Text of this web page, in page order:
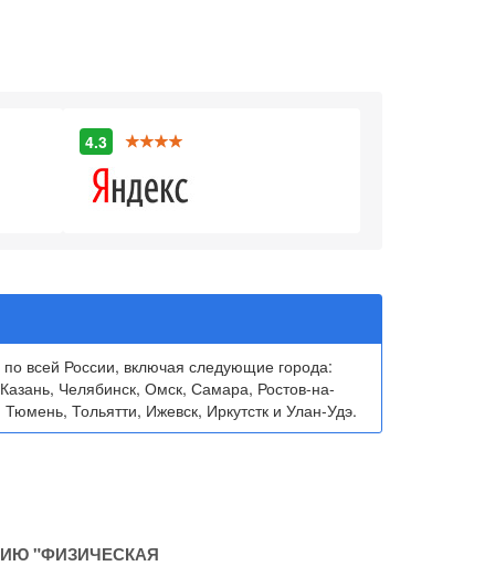
4.3
всей России, включая следующие города:
Челябинск, Омск, Самара, Ростов-на-
Тольятти, Ижевск, Иркутстк и Улан-Удэ.
"ФИЗИЧЕСКАЯ